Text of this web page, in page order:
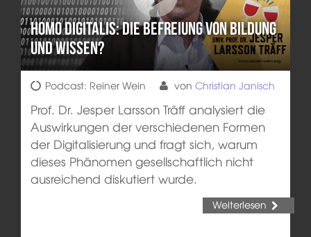
Homo Digitalis: Die Befreiung von Bildung
und Wissen?
Podcast: Reiner Wein von Christian Janisch
Prof. Dr. Jesper Larsson Träff analysiert die
Auswirkungen der verschiedenen Formen
der Digitalisierung und fragt sich, warum
dieses Phänomen gesellschaftlich nicht
ausreichend diskutiert wurde.
Weiterlesen